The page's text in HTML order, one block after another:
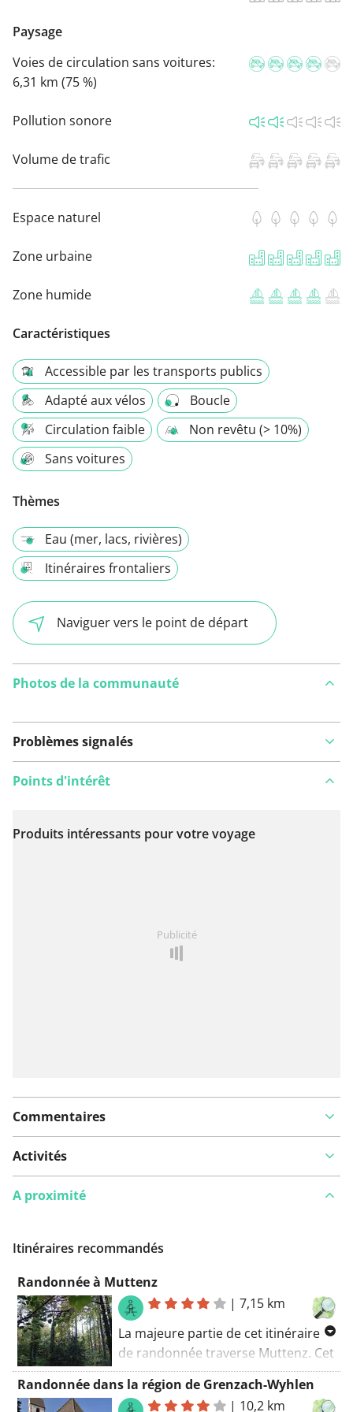
Paysage
Voies de circulation sans voitures:
6,31 km (75 %)
Pollution sonore
Volume de trafic
Espace naturel
Zone urbaine
Zone humide
Caractéristiques
Accessible par les transports publics
Adapté aux vélos
Boucle
Circulation faible
Non revêtu (> 10%)
Sans voitures
Thèmes
Eau (mer, lacs, rivières)
Itinéraires frontaliers
Naviguer vers le point de départ
Photos de la communauté
Problèmes signalés
Voir sur la carte
Points d'intérêt
Produits intéressants pour votre voyage
Publicité
Commentaires
Activités
A proximité
Itinéraires recommandés
Randonnée à Muttenz
|7,15 km
La majeure partie de cet itinéraire
de randonnée traverse Muttenz. Cet
itinéraire convient également à une
poussette. Routes pavées le long de
Randonnée dans la région de Grenzach-Wyhlen
| 10,2 km